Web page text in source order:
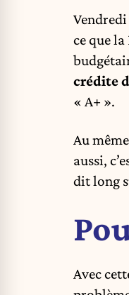
ce que
crédite
« A+ ».
Au
aussi,
dit long
Avec